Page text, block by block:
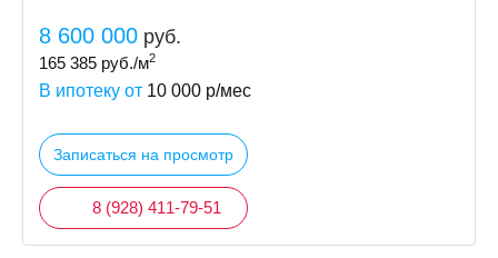
8 600 000 руб.
165 385 руб./м2
В ипотеку от 10 000 р/мес
Записаться на просмотр
8 (928) 411-79-51